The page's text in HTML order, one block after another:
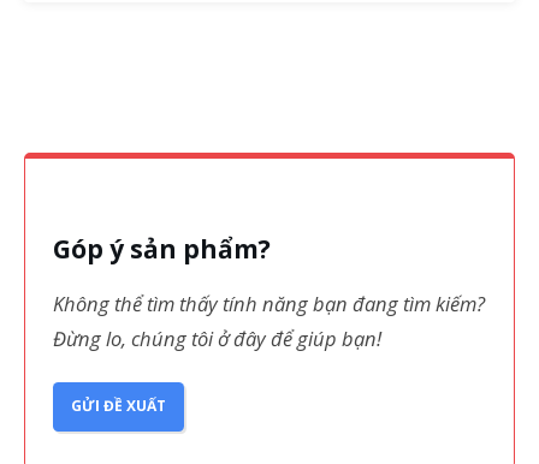
Góp ý sản phẩm?
Không thể tìm thấy tính năng bạn đang tìm kiếm?
Đừng lo, chúng tôi ở đây để giúp bạn!
GỬI ĐỀ XUẤT